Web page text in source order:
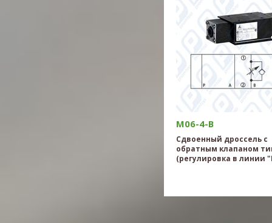
M06-4-B
Сдвоенный дроссель с
обратным клапаном
(регулировка в линии